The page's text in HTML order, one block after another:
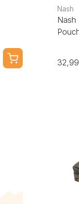
Nash
Nash
32,99